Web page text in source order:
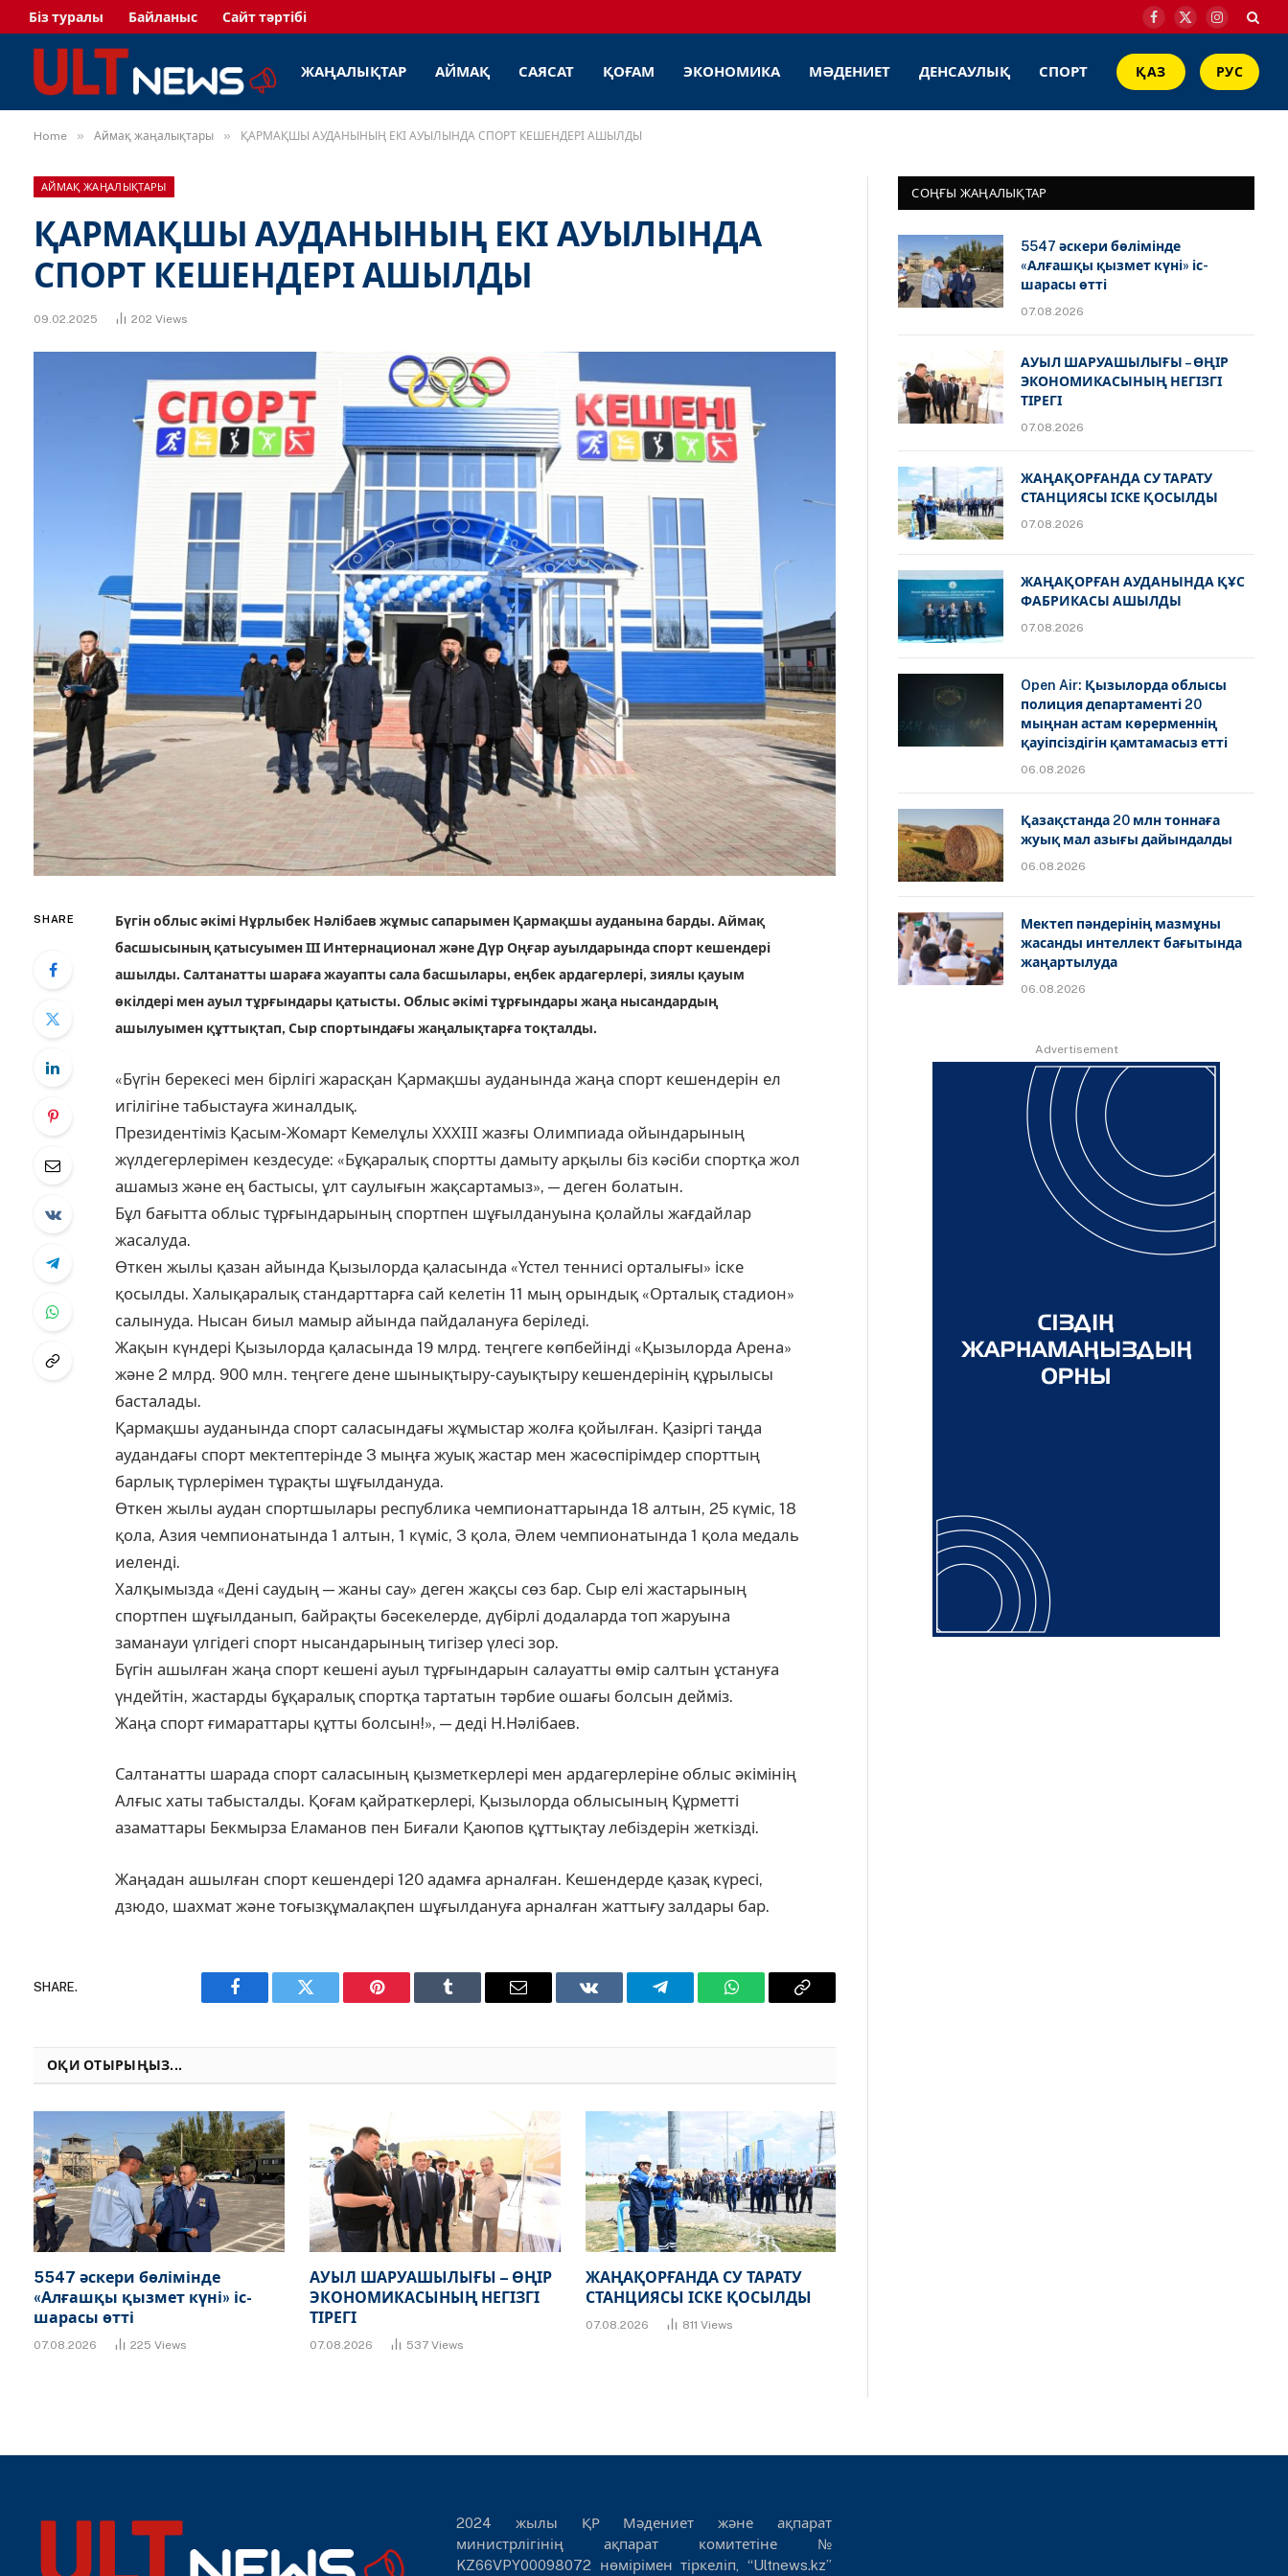
Біз туралы Байланыс Сайт тәртібі
Facebook
X
Instagram
ЖАҢАЛЫҚТАР АЙМАҚ САЯСАТ ҚОҒАМ ЭКОНОМИКА МӘДЕНИЕТ ДЕНСАУЛЫҚ СПОРТ ҚАЗ РУС
Home » Аймақ жаңалықтары » ҚАРМАҚШЫ АУДАНЫНЫҢ ЕКІ АУЫЛЫНДА СПОРТ КЕШЕНДЕРІ АШЫЛДЫ
АЙМАҚ ЖАҢАЛЫҚТАРЫ
ҚАРМАҚШЫ АУДАНЫНЫҢ ЕКІ АУЫЛЫНДА
СПОРТ КЕШЕНДЕРІ АШЫЛДЫ
09.02.2025 202 Views
SHARE
Бүгін облыс әкімі Нұрлыбек Нәлібаев жұмыс сапарымен Қармақшы ауданына барды. Аймақ
басшысының қатысуымен ІІІ Интернационал және Дүр Оңғар ауылдарында спорт кешендері
ашылды. Салтанатты шараға жауапты сала басшылары, еңбек ардагерлері, зиялы қауым
өкілдері мен ауыл тұрғындары қатысты. Облыс әкімі тұрғындары жаңа нысандардың
ашылуымен құттықтап, Сыр спортындағы жаңалықтарға тоқталды.
«Бүгін берекесі мен бірлігі жарасқан Қармақшы ауданында жаңа спорт кешендерін ел
игілігіне табыстауға жиналдық.
Президентіміз Қасым-Жомарт Кемелұлы ХХХІІІ жазғы Олимпиада ойындарының
жүлдегерлерімен кездесуде: «Бұқаралық спортты дамыту арқылы біз кәсіби спортқа жол
ашамыз және ең бастысы, ұлт саулығын жақсартамыз», — деген болатын.
Бұл бағытта облыс тұрғындарының спортпен шұғылдануына қолайлы жағдайлар
жасалуда.
Өткен жылы қазан айында Қызылорда қаласында «Үстел теннисі орталығы» іске
қосылды. Халықаралық стандарттарға сай келетін 11 мың орындық «Орталық стадион»
салынуда. Нысан биыл мамыр айында пайдалануға беріледі.
Жақын күндері Қызылорда қаласында 19 млрд. теңгеге көпбейінді «Қызылорда Арена»
және 2 млрд. 900 млн. теңгеге дене шынықтыру-сауықтыру кешендерінің құрылысы
басталады.
Қармақшы ауданында спорт саласындағы жұмыстар жолға қойылған. Қазіргі таңда
аудандағы спорт мектептерінде 3 мыңға жуық жастар мен жасөспірімдер спорттың
барлық түрлерімен тұрақты шұғылдануда.
Өткен жылы аудан спортшылары республика чемпионаттарында 18 алтын, 25 күміс, 18
қола, Азия чемпионатында 1 алтын, 1 күміс, 3 қола, Әлем чемпионатында 1 қола медаль
иеленді.
Халқымызда «Дені саудың — жаны сау» деген жақсы сөз бар. Сыр елі жастарының
спортпен шұғылданып, байрақты бәсекелерде, дүбірлі додаларда топ жаруына
заманауи үлгідегі спорт нысандарының тигізер үлесі зор.
Бүгін ашылған жаңа спорт кешені ауыл тұрғындарын салауатты өмір салтын ұстануға
үндейтін, жастарды бұқаралық спортқа тартатын тәрбие ошағы болсын дейміз.
Жаңа спорт ғимараттары құтты болсын!», — деді Н.Нәлібаев.
Салтанатты шарада спорт саласының қызметкерлері мен ардагерлеріне облыс әкімінің
Алғыс хаты табысталды. Қоғам қайраткерлері, Қызылорда облысының Құрметті
азаматтары Бекмырза Еламанов пен Биғали Қаюпов құттықтау лебіздерін жеткізді.
Жаңадан ашылған спорт кешендері 120 адамға арналған. Кешендерде қазақ күресі,
дзюдо, шахмат және тоғызқұмалақпен шұғылдануға арналған жаттығу залдары бар.
SHARE.
Facebook Twitter Pinterest Tumblr Email VKontakteTelegram WhatsAppCopy
ОҚИ ОТЫРЫҢЫЗ...
5547 әскери бөлімінде
«Алғашқы қызмет күні» іс-
шарасы өтті
07.08.2026 225 Views
АУЫЛ ШАРУАШЫЛЫҒЫ – ӨҢІР
ЭКОНОМИКАСЫНЫҢ НЕГІЗГІ
ТІРЕГІ
07.08.2026 537 Views
ЖАҢАҚОРҒАНДА СУ ТАРАТУ
СТАНЦИЯСЫ ІСКЕ ҚОСЫЛДЫ
07.08.2026 811 Views
СОҢҒЫ ЖАҢАЛЫҚТАР
5547 әскери бөлімінде
«Алғашқы қызмет күні» іс-
шарасы өтті
07.08.2026
АУЫЛ ШАРУАШЫЛЫҒЫ – ӨҢІР
ЭКОНОМИКАСЫНЫҢ НЕГІЗГІ
ТІРЕГІ
07.08.2026
ЖАҢАҚОРҒАНДА СУ ТАРАТУ
СТАНЦИЯСЫ ІСКЕ ҚОСЫЛДЫ
07.08.2026
ЖАҢАҚОРҒАН АУДАНЫНДА ҚҰС
ФАБРИКАСЫ АШЫЛДЫ
07.08.2026
Open Air: Қызылорда облысы
полиция департаменті 20
мыңнан астам көрерменнің
қауіпсіздігін қамтамасыз етті
06.08.2026
Қазақстанда 20 млн тоннаға
жуық мал азығы дайындалды
06.08.2026
Мектеп пәндерінің мазмұны
жасанды интеллект бағытында
жаңартылуда
06.08.2026
Advertisement
2024 жылы ҚР Мәдениет және ақпарат
министрлігінің ақпарат комитетіне №
KZ66VPY00098072 нөмірімен тіркеліп, “Ultnews.kz”